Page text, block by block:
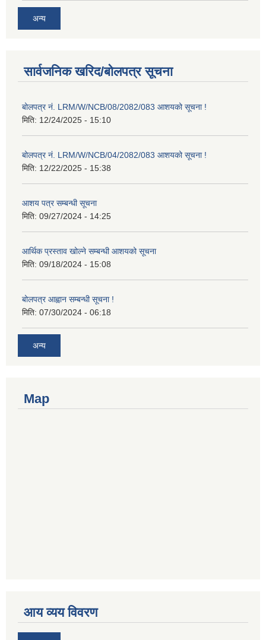
अन्य
सार्वजनिक खरिद/बोलपत्र सूचना
बोलपत्र नं. LRM/W/NCB/08/2082/083 आशयको सूचना !
मिति: 12/24/2025 - 15:10
बोलपत्र नं. LRM/W/NCB/04/2082/083 आशयको सूचना !
मिति: 12/22/2025 - 15:38
आशय पत्र सम्बन्धी सूचना
मिति: 09/27/2024 - 14:25
आर्थिक प्रस्ताव खोल्ने सम्बन्धी आशयको सूचना
मिति: 09/18/2024 - 15:08
बोलपत्र आह्वान सम्बन्धी सूचना !
मिति: 07/30/2024 - 06:18
अन्य
Map
आय व्यय विवरण